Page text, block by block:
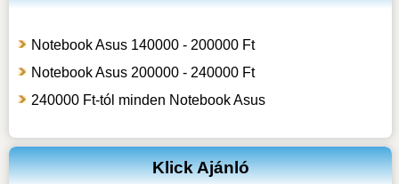
Notebook Asus 140000 - 200000 Ft
Notebook Asus 200000 - 240000 Ft
240000 Ft-tól minden Notebook Asus
Klick Ajánló